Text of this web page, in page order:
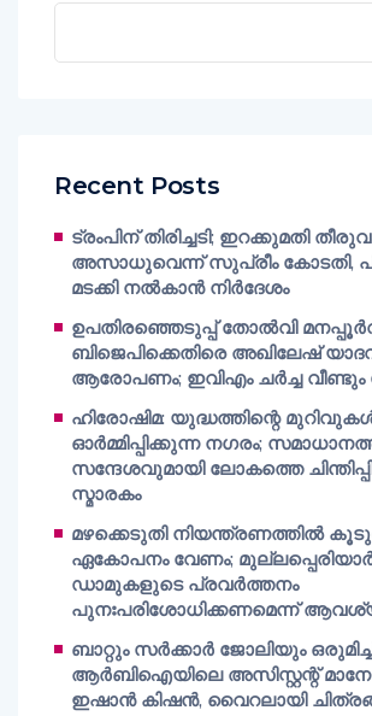
Recent Posts
ട്രംപിന് തിരിച്ചടി; ഇറക്കുമതി
അസാധുവെന്ന് സുപ്രീം കോടതി,
മടക്കി നൽകാൻ നിർദേശം
ഉപതിരഞ്ഞെടുപ്പ് തോൽവി
ബിജെപിക്കെതിരെ അഖിലേഷ്
ആരോപണം; ഇവിഎം ചർച്ച വീണ്ടും
ഹിരോഷിമ: യുദ്ധത്തിന്റെ
ഓർമ്മിപ്പിക്കുന്ന നഗരം;
സന്ദേശവുമായി ലോകത്തെ
സ്മാരകം
മഴക്കെടുതി നിയന്ത്രണത്തിൽ
ഏകോപനം വേണം; മുല്ലപ്പെരിയാർ
ഡാമുകളുടെ പ്രവർത്തനം
പുനഃപരിശോധിക്കണമെന്ന്
ബാറ്റും സർക്കാർ ജോലിയും
ആർബിഐയിലെ അസിസ്റ്റന്റ്
ഇഷാൻ കിഷൻ, വൈറലായി